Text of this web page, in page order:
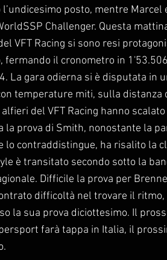
posto, mentre
Challenger. Questa
VFT Racing si sono resi
fermando il cronometro in
La gara odierna si è disputata in
temperature miti, sulla distanza
del VFT Racing hanno
prova di Smith, nonostante la
lo contraddistingue, ha risalito la
è transitato secondo sotto la
Difficile la prova per
difficoltà nel trovare il
la sua prova diciottesimo. Il
farà tappa in Italia, il